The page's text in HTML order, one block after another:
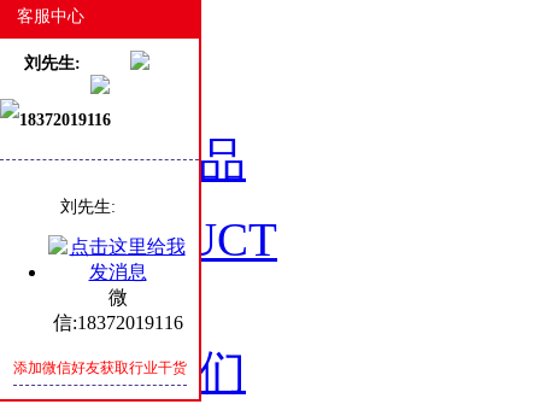
HOME
游戏产品
PRODUCT
关于我们
客服中心
刘先生:
18372019116
刘先生:
微
信:18372019116
添加微信好友获取行业干货